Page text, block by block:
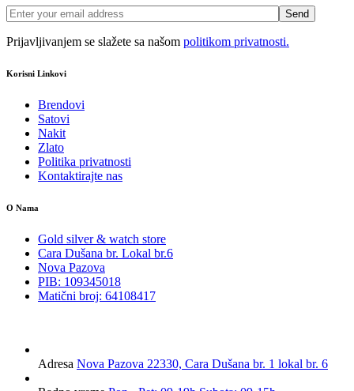
Prijavljivanjem se slažete sa našom politikom privatnosti.
Korisni Linkovi
Brendovi
Satovi
Nakit
Zlato
Politika privatnosti
Kontaktirajte nas
O Nama
Gold silver & watch store
Cara Dušana br. Lokal br.6
Nova Pazova
PIB: 109345018
Matični broj: 64108417
Adresa Nova Pazova 22330, Cara Dušana br. 1 lokal br. 6